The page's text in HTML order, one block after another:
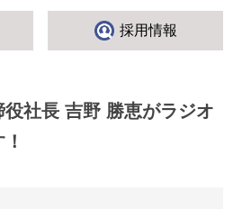
採用情報
社長 吉野 勝恵がラジオ